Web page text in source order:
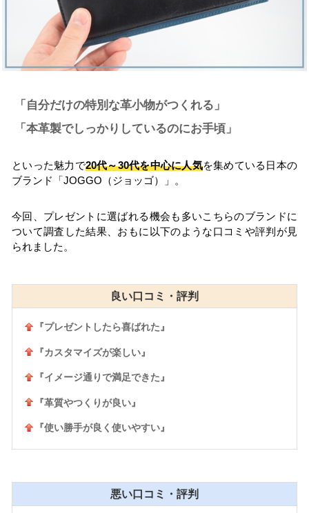
「自分だけの特別な革小物がつくれる」
「本革製でしっかりしているのにお手頃」
といった魅力で20代～30代を中心に人気を集めている日本の
ブランド「JOGGO（ジョッゴ）」。
今回、プレゼントに選ばれる機会も多いこちらのブランドに
ついて調査した結果、おもに以下のような口コミや評判が見
られました。
良い口コミ・評判
『プレゼントしたら喜ばれた』
『カスタマイズが楽しい』
『イメージ通りで満足できた』
『革質やつくりが良い』
『使い勝手が良く使いやすい』
悪い口コミ・評判